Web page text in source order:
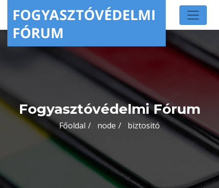
Fogyasztóvédelmi Fórum
Főoldal node biztositó